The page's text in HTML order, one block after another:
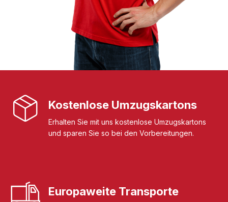
Kostenlose Umzugskartons
Erhalten Sie mit uns kostenlose Umzugskartons
und sparen Sie so bei den Vorbereitungen.
Europaweite Transporte